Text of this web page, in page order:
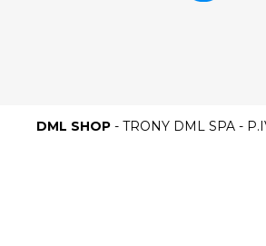
DML SHOP - TRONY DML SPA -